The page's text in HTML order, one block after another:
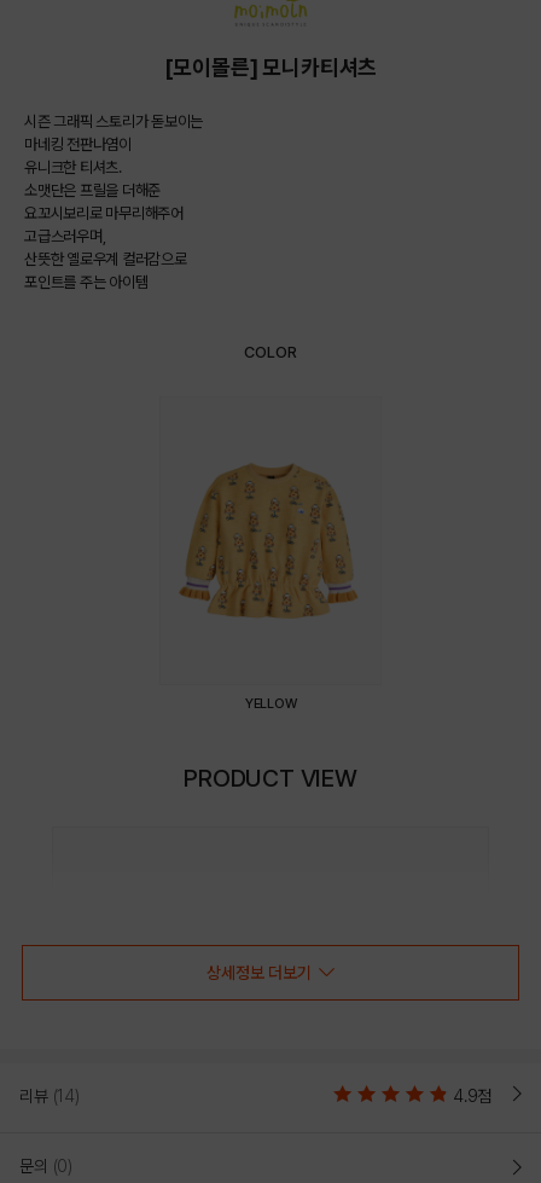
[모이몰른] 모니카티셔츠
시즌 그래픽 스토리가 돋보이는
마네킹 전판나염이
유니크한 티셔츠.
소맷단은 프릴을 더해준
요꼬시보리로 마무리해주어
고급스러우며,
산뜻한 옐로우계 컬러감으로
포인트를 주는 아이템
COLOR
YELLOW
PRODUCT VIEW
상세정보 더보기
리뷰 (14) 4.9점
문의 (0)